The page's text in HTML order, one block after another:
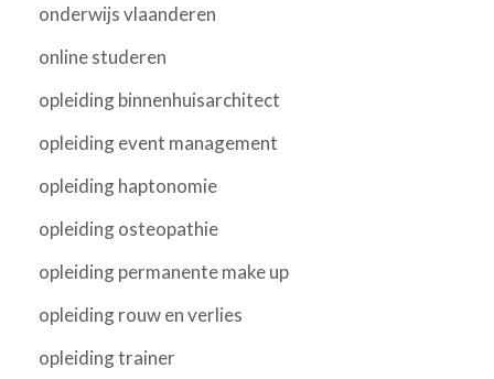
onderwijs vlaanderen
online studeren
opleiding binnenhuisarchitect
opleiding event management
opleiding haptonomie
opleiding osteopathie
opleiding permanente make up
opleiding rouw en verlies
opleiding trainer